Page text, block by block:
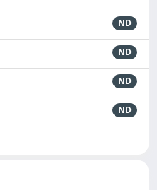
ND
ND
ND
ND